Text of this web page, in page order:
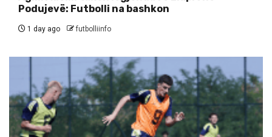
Podujevë: Futbolli na bashkon
1 day ago futbolliinfo